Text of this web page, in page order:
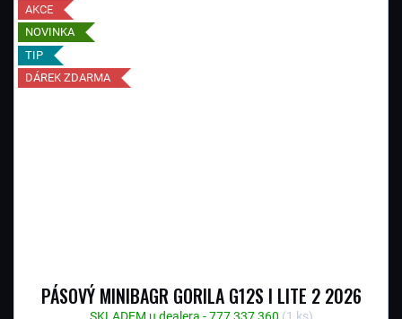
AKCE
NOVINKA
TIP
DÁREK ZDARMA
PÁSOVÝ MINIBAGR GORILA G12S I LITE 2 2026